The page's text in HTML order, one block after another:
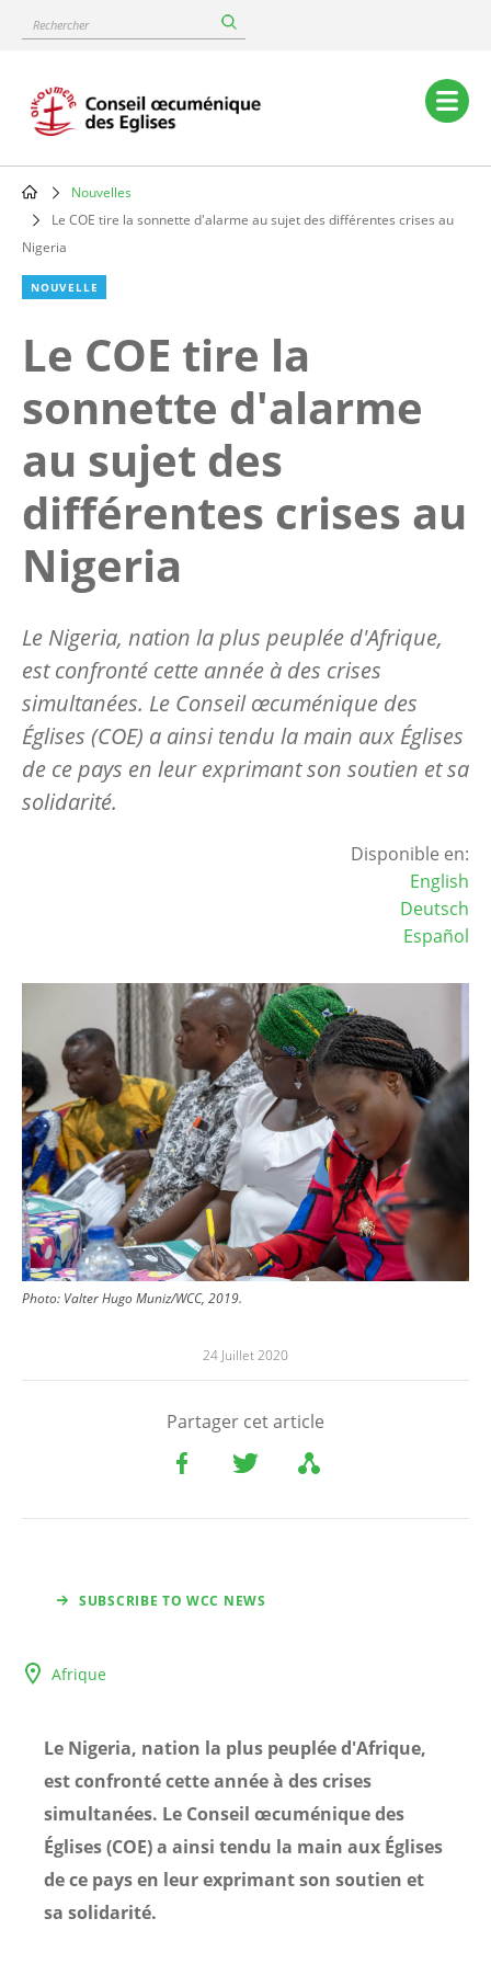
content
Rechercher
Main
navigation
Breadcrumb
Nouvelles
Le COE tire la sonnette d'alarme au sujet des différentes crises au
Nigeria
NOUVELLE
Le COE tire la
sonnette d'alarme
au sujet des
différentes crises au
Nigeria
Le Nigeria, nation la plus peuplée d'Afrique,
est confronté cette année à des crises
simultanées. Le Conseil œcuménique des
Églises (COE) a ainsi tendu la main aux Églises
de ce pays en leur exprimant son soutien et sa
solidarité.
Disponible en:
English
Deutsch
Español
Photo: Valter Hugo Muniz/WCC, 2019.
24 Juillet 2020
Partager cet article
SUBSCRIBE TO WCC NEWS
Afrique
Le Nigeria, nation la plus peuplée d'Afrique,
est confronté cette année à des crises
simultanées. Le Conseil œcuménique des
Églises (COE) a ainsi tendu la main aux Églises
de ce pays en leur exprimant son soutien et
sa solidarité.